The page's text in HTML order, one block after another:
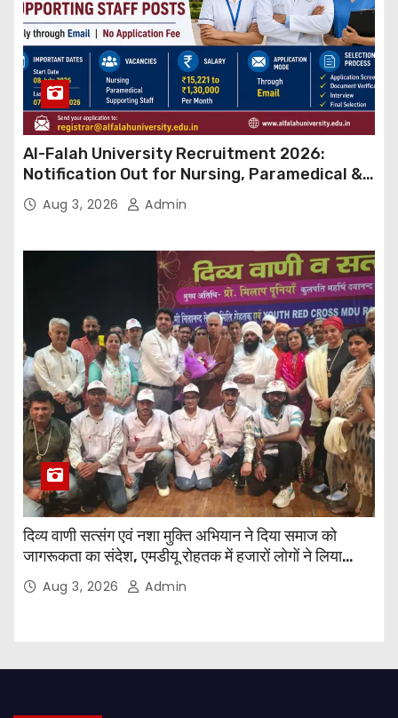
Al-Falah University Recruitment 2026:
Notification Out for Nursing, Paramedical &
Supporting Staff Posts, Apply Through Email
Aug 3, 2026 Admin
दिव्य वाणी सत्संग एवं नशा मुक्ति अभियान ने दिया समाज को
जागरूकता का संदेश, एमडीयू रोहतक में हजारों लोगों ने लिया
संकल्पAug 3, 2026 Admin